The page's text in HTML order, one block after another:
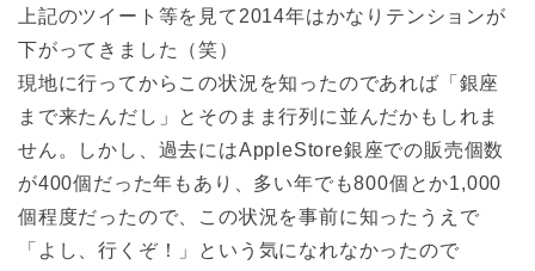
上記のツイート等を見て2014年はかなりテンションが
下がってきました（笑）
現地に行ってからこの状況を知ったのであれば「銀座
まで来たんだし」とそのまま行列に並んだかもしれま
せん。しかし、過去にはAppleStore銀座での販売個数
が400個だった年もあり、多い年でも800個とか1,000
個程度だったので、この状況を事前に知ったうえで
「よし、行くぞ！」という気になれなかったので